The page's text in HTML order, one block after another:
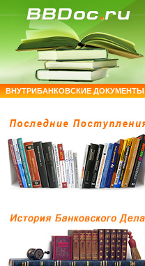
ВНУТРИБАНКОВСКИЕ ДОКУМЕНТЫ